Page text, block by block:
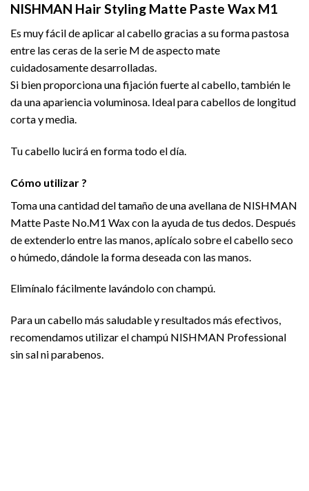
NISHMAN Hair Styling Matte Paste Wax M1
Es muy fácil de aplicar al cabello gracias a su forma pastosa
entre las ceras de la serie M de aspecto mate
cuidadosamente desarrolladas.
Si bien proporciona una fijación fuerte al cabello, también le
da una apariencia voluminosa. Ideal para cabellos de longitud
corta y media.
Tu cabello lucirá en forma todo el día.
Cómo utilizar ?
Toma una cantidad del tamaño de una avellana de NISHMAN
Matte Paste No.M1 Wax con la ayuda de tus dedos. Después
de extenderlo entre las manos, aplícalo sobre el cabello seco
o húmedo, dándole la forma deseada con las manos.
Elimínalo fácilmente lavándolo con champú.
Para un cabello más saludable y resultados más efectivos,
recomendamos utilizar el champú NISHMAN Professional
sin sal ni parabenos.